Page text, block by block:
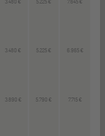
3.480 € 5.225 € 6.965 €
3.890 € 5.790 € 7.715 €